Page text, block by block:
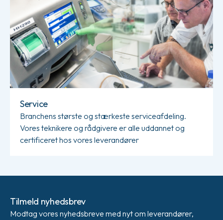
Service
Branchens største og stærkeste serviceafdeling.
Vores teknikere og rådgivere er alle uddannet og
certificeret hos vores leverandører
Tilmeld nyhedsbrev
Modtag vores nyhedsbreve med nyt om leverandører,